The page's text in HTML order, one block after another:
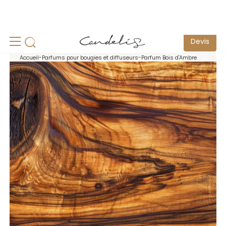
Devis
Accueil-Parfums pour bougies et diffuseurs-Parfum Bois d'Ambre